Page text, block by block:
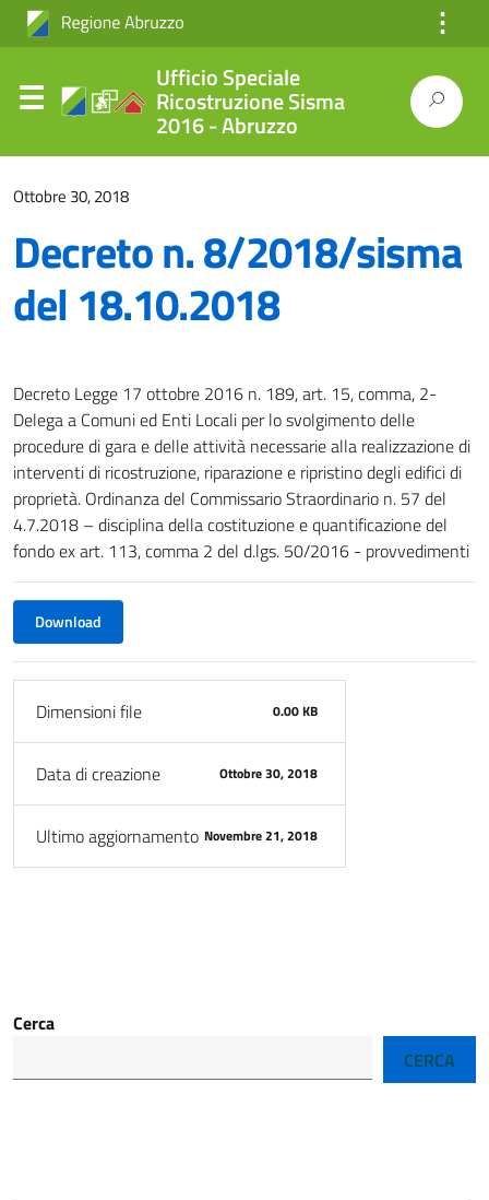
⋮
Ufficio Speciale
Ricostruzione Sisma
2016 - Abruzzo
Ottobre 30, 2018
Decreto n. 8/2018/sisma
del 18.10.2018
Decreto Legge 17 ottobre 2016 n. 189, art. 15, comma, 2-
Delega a Comuni ed Enti Locali per lo svolgimento delle
procedure di gara e delle attività necessarie alla realizzazione di
interventi di ricostruzione, riparazione e ripristino degli edifici di
proprietà. Ordinanza del Commissario Straordinario n. 57 del
4.7.2018 – disciplina della costituzione e quantificazione del
fondo ex art. 113, comma 2 del d.lgs. 50/2016 - provvedimenti
Download
Dimensioni file 0.00 KB
Data di creazione Ottobre 30, 2018
Ultimo aggiornamento Novembre 21, 2018
Cerca
CERCA